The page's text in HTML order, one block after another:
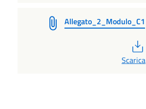
Allegato_2_Modulo_C1
Scarica